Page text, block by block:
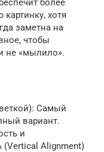
более
хотя
заметна на
чтобы
не «мылило».
Самый
вариант.
и
(Vertical Alignment)